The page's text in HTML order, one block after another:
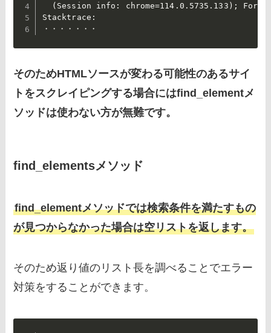
(Session info: chrome=114.0.5735.133); For
Stacktrace:
・・・・・・・
そのためHTMLソースが変わる可能性のあるサイ
トをスクレイピングする場合にはfind_elementメ
ソッドは使わない方が無難です。
find_elementsメソッド
find_elementメソッドでは検索条件を満たすもの
が見つからなかった場合は空リストを返します。
そのため返り値のリスト長を調べることでエラー
対策をすることができます。